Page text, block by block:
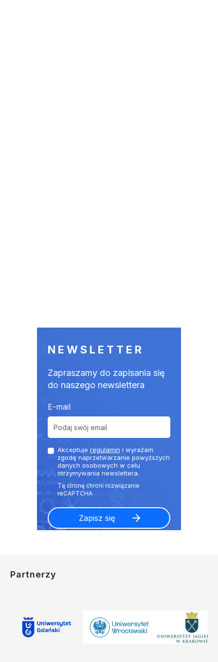
NEWSLETTER
Zapraszamy do zapisania się
do naszego newslettera
E-mail
Akceptuje regulamin i wyrażam
zgodę naprzetwarzanie powyższych
danych osobowych w celu
otrzymywania newslettera.
Partnerzy